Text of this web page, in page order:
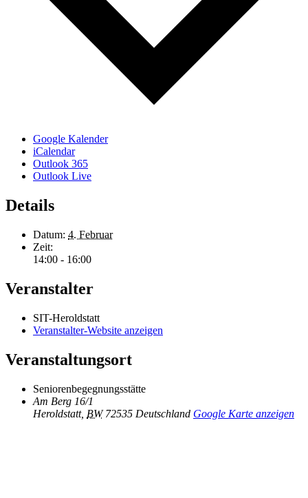
Google Kalender
iCalendar
Outlook 365
Outlook Live
Details
Datum: 4. Februar
Zeit:
14:00 - 16:00
Veranstalter
SIT-Heroldstatt
Veranstalter-Website anzeigen
Veranstaltungsort
Seniorenbegegnungsstätte
Am Berg 16/1
Heroldstatt, BW 72535 Deutschland Google Karte anzeigen